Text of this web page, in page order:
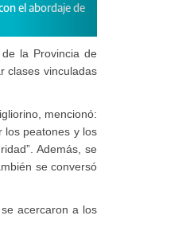
de las distintas formas de
la Provincia de
clases vinculadas
mencionó:
los peatones y los
Además, se
se conversó
acercaron a los